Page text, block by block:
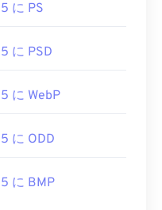
に PS
に PSD
に WebP
に ODD
に BMP